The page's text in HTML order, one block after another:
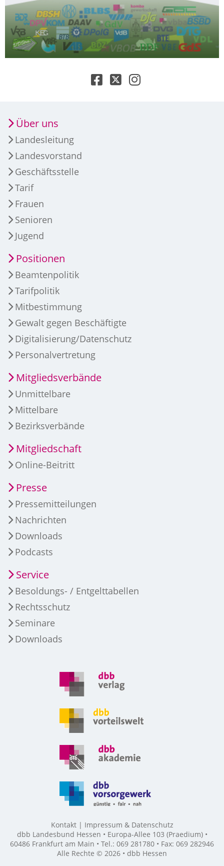
Über uns
Landesleitung
Landesvorstand
Geschäftsstelle
Tarif
Frauen
Senioren
Jugend
Positionen
Beamtenpolitik
Tarifpolitik
Mitbestimmung
Gewalt gegen Beschäftigte
Digitalisierung/Datenschutz
Personalvertretung
Mitgliedsverbände
Unmittelbare
Mittelbare
Bezirksverbände
Mitgliedschaft
Online-Beitritt
Presse
Pressemitteilungen
Nachrichten
Downloads
Podcasts
Service
Besoldungs- / Entgelttabellen
Rechtsschutz
Seminare
Downloads
Kontakt
Impressum & Datenschutz
dbb Landesbund Hessen • Europa-Allee 103 (Praedium) •
60486 Frankfurt am Main • Tel.: 069 281780 • Fax: 069 282946
Alle Rechte © 2026 • dbb Hessen